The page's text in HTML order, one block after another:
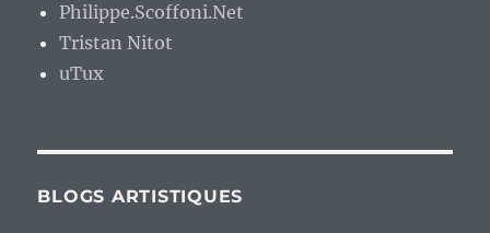
Philippe.Scoffoni.Net
Tristan Nitot
uTux
BLOGS ARTISTIQUES